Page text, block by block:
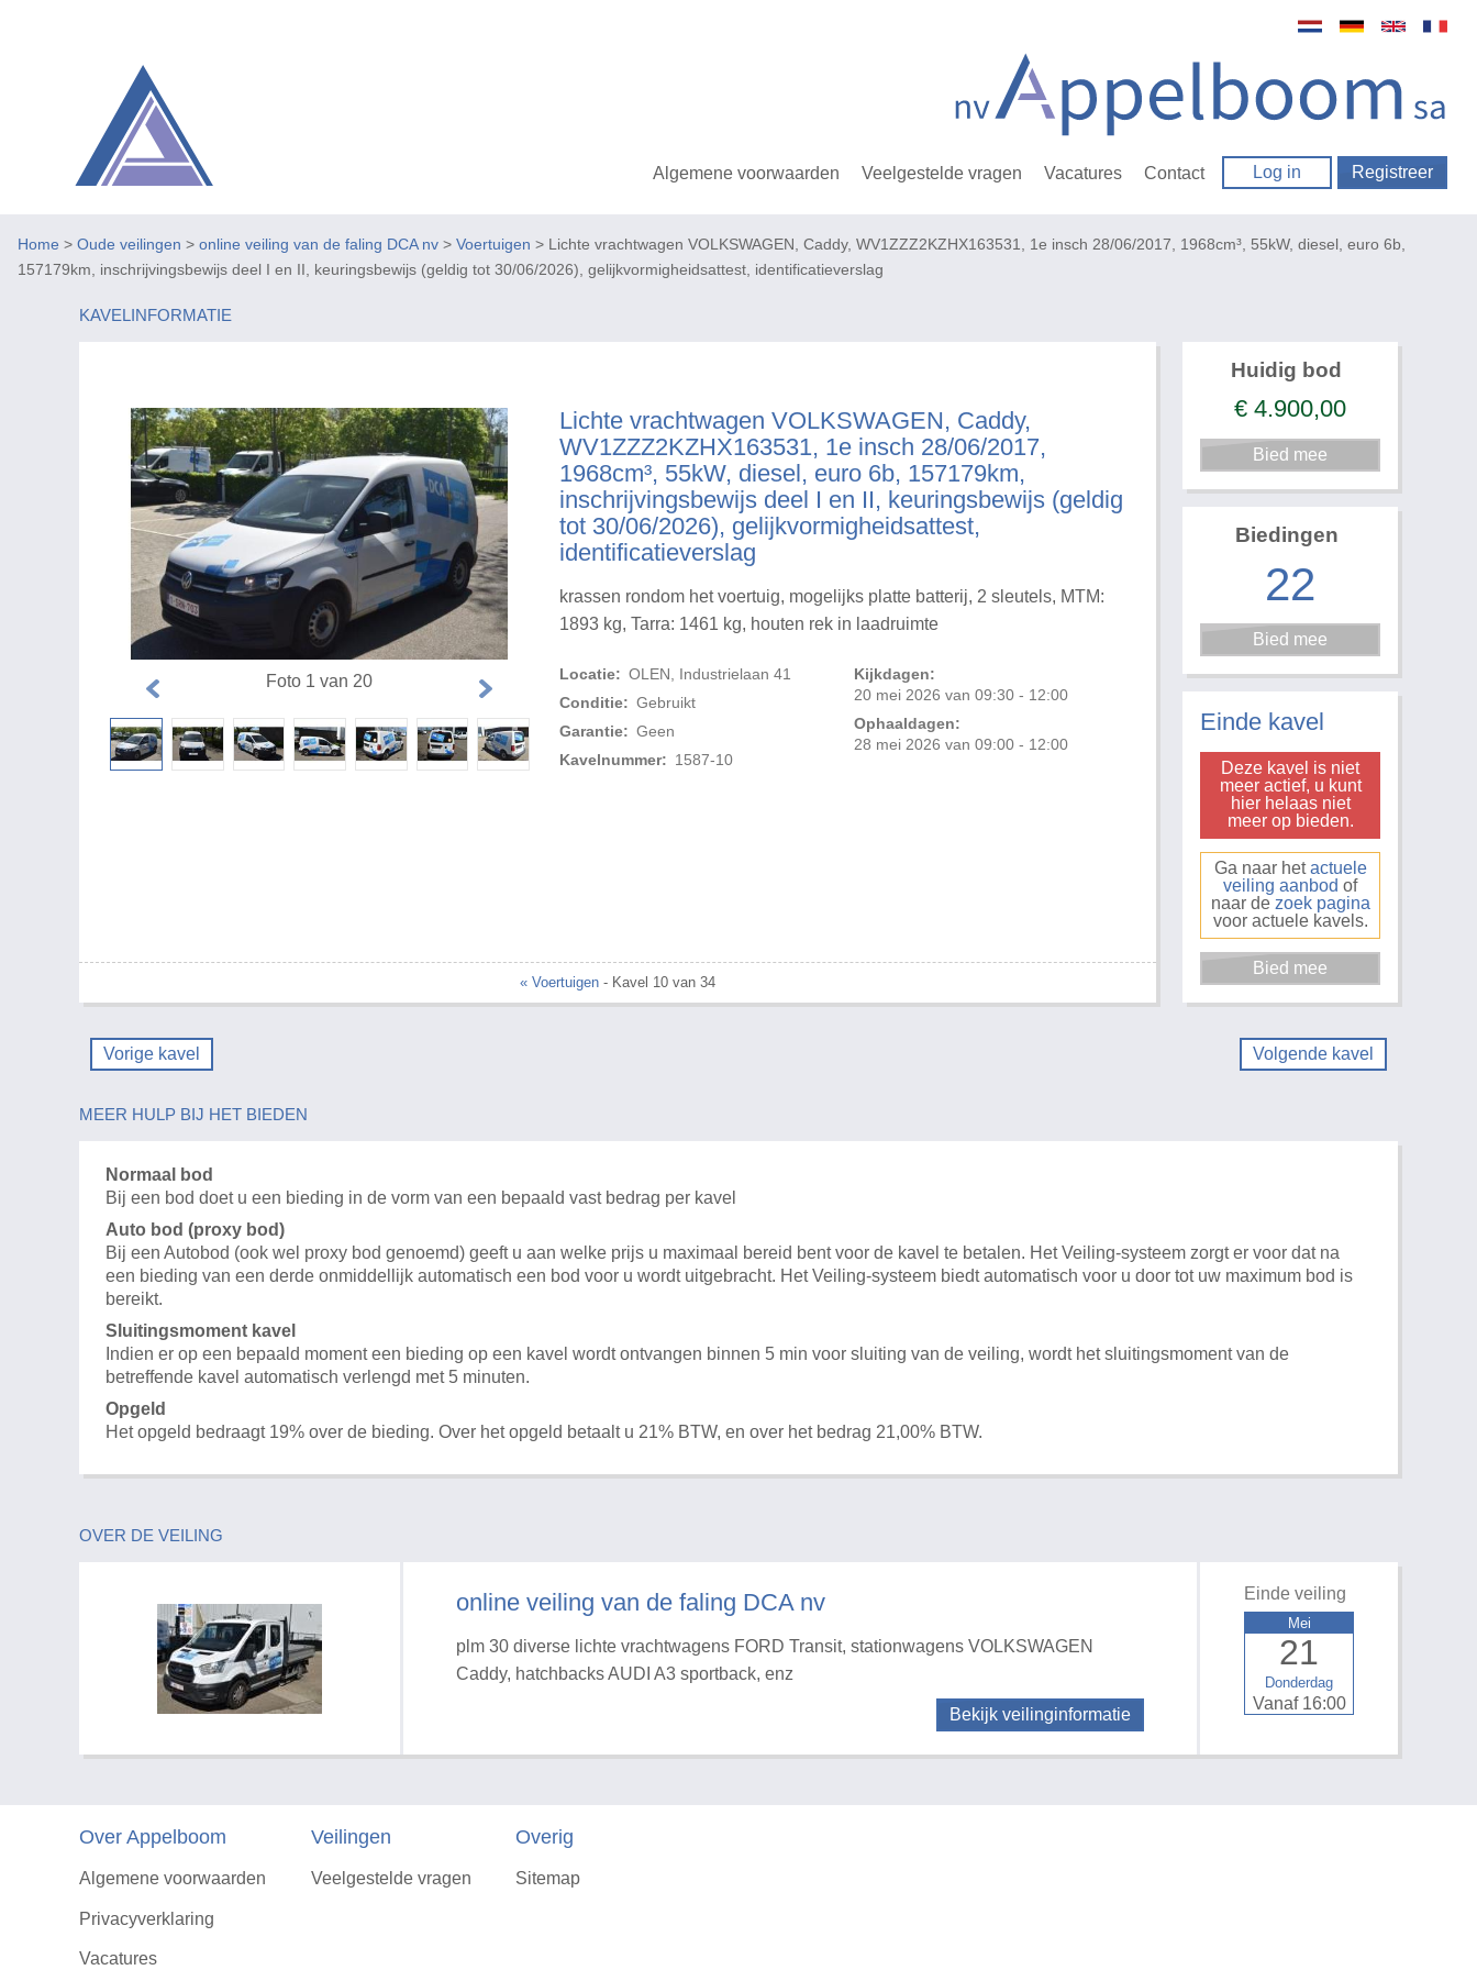
Algemene voorwaarden Veelgestelde vragen Vacatures Contact Log in Registreer
Home > Oude veilingen > online veiling van de faling DCA nv > Voertuigen > Lichte vrachtwagen VOLKSWAGEN, Caddy, WV1ZZZ2KZHX163531, 1e insch 28/06/2017, 1968cm³, 55kW, diesel, euro 6b,
157179km, inschrijvingsbewijs deel I en II, keuringsbewijs (geldig tot 30/06/2026), gelijkvormigheidsattest, identificatieverslag
KAVELINFORMATIE
Lichte vrachtwagen VOLKSWAGEN, Caddy,
WV1ZZZ2KZHX163531, 1e insch 28/06/2017,
1968cm³, 55kW, diesel, euro 6b, 157179km,
inschrijvingsbewijs deel I en II, keuringsbewijs (geldig
tot 30/06/2026), gelijkvormigheidsattest,
identificatieverslag
krassen rondom het voertuig, mogelijks platte batterij, 2 sleutels, MTM:
1893 kg, Tarra: 1461 kg, houten rek in laadruimte
Locatie: OLEN, Industrielaan 41
Conditie: Gebruikt
Garantie: Geen
Kavelnummer: 1587-10
Kijkdagen:
20 mei 2026 van 09:30 - 12:00
Ophaaldagen:
28 mei 2026 van 09:00 - 12:00
Foto 1 van 20 Foto 2 van 20
« Voertuigen - Kavel 10 van 34
Huidig bod
€ 4.900,00
Biedingen
22
Einde kavel
Deze kavel is niet
meer actief, u kunt
hier helaas niet
meer op bieden.
Ga naar hetactuele
veiling aanbod of
naar de zoek pagina
voor actuele kavels.
Vorige kavel Volgende kavel
MEER HULP BIJ HET BIEDEN
Normaal bod
Bij een bod doet u een bieding in de vorm van een bepaald vast bedrag per kavel
Auto bod (proxy bod)
Bij een Autobod (ook wel proxy bod genoemd) geeft u aan welke prijs u maximaal bereid bent voor de kavel te betalen. Het Veiling-systeem zorgt er voor dat na
een bieding van een derde onmiddellijk automatisch een bod voor u wordt uitgebracht. Het Veiling-systeem biedt automatisch voor u door tot uw maximum bod is
bereikt.
Sluitingsmoment kavel
Indien er op een bepaald moment een bieding op een kavel wordt ontvangen binnen 5 min voor sluiting van de veiling, wordt het sluitingsmoment van de
betreffende kavel automatisch verlengd met 5 minuten.
Opgeld
Het opgeld bedraagt 19% over de bieding. Over het opgeld betaalt u 21% BTW, en over het bedrag 21,00% BTW.
OVER DE VEILING
online veiling van de faling DCA nv
plm 30 diverse lichte vrachtwagens FORD Transit, stationwagens VOLKSWAGEN
Caddy, hatchbacks AUDI A3 sportback, enz
Bekijk veilinginformatie
Einde veiling
Donderdag
21
Mei
Vanaf 16:00
Over Appelboom
Algemene voorwaarden
Privacyverklaring
Vacatures
Veilingen
Veelgestelde vragen
Overig
Sitemap